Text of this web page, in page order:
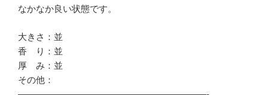
なかなか良い状態です。
大きさ：並
香 り：並
厚 み：並
その他：